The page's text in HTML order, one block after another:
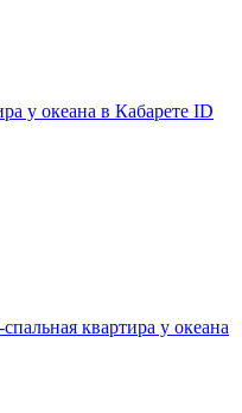
у океана в Кабарете ID
квартира у океана